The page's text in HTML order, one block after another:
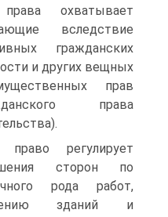
права охватывает
вследствие
гражданских
и других вещных
прав
права
право регулирует
сторон по
рода работ,
зданий и